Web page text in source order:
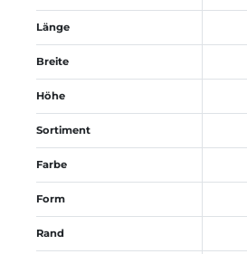
Länge
Breite
Höhe
Sortiment
Farbe
Form
Rand